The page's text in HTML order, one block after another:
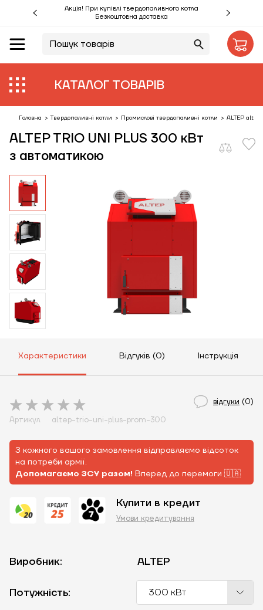
Акція! При купівлі твердопаливного котла
Безкоштовна доставка
КАТАЛОГ ТОВАРІВ
Акції %
Виробники
Об'єкти
Монтаж
Клієнтам
Статті
Контакти
Головна > Твердопаливні котли > Промислові твердопаливні котли > ALTEP
ALTEP TRIO UNI PLUS 300 кВт
з автоматикою
Характеристики Відгуків (0) Інструкція
відгуки (0)
Артикул
altep-trio-uni-plus-prom-300
З кожного вашого замовлення відправляємо відсоток
на потреби армії.
Допомагаємо ЗСУ разом! Вперед до перемоги 🇺🇦
Купити в кредит
Умови кредитування
Виробник: ALTEP
Потужність: 300 кВт